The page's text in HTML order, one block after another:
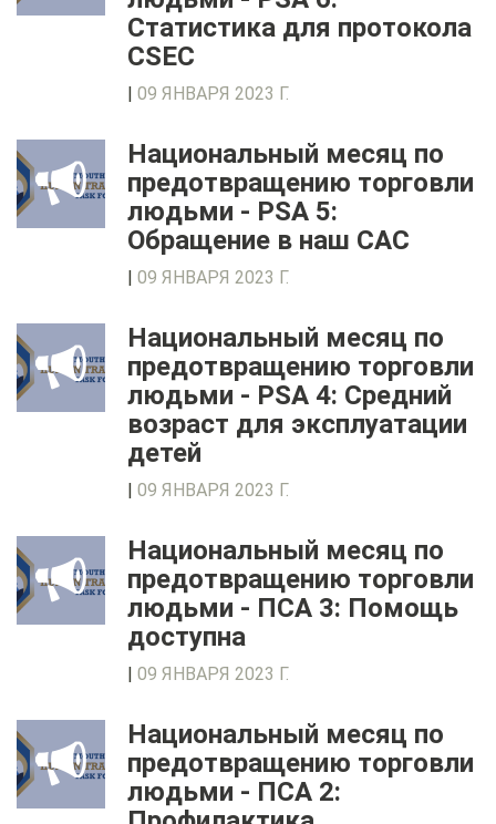
Статистика для протокола
CSEC
| 09 ЯНВАРЯ 2023 Г.
Национальный месяц по
предотвращению торговли
людьми - PSA 5:
Обращение в наш CAC
| 09 ЯНВАРЯ 2023 Г.
Национальный месяц по
предотвращению торговли
людьми - PSA 4: Средний
возраст для эксплуатации
детей
| 09 ЯНВАРЯ 2023 Г.
Национальный месяц по
предотвращению торговли
людьми - ПСА 3: Помощь
доступна
| 09 ЯНВАРЯ 2023 Г.
Национальный месяц по
предотвращению торговли
людьми - ПСА 2: